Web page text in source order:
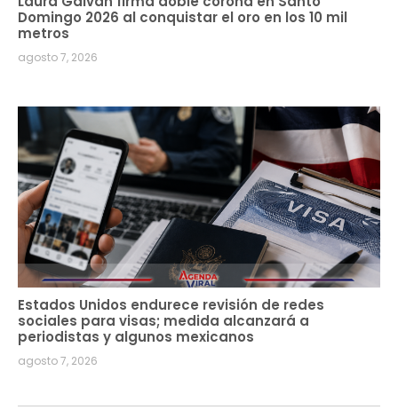
Domingo 2026 al conquistar el oro en los 10 mil
metros
agosto 7, 2026
Estados Unidos endurece revisión de redes
sociales para visas; medida alcanzará a
periodistas y algunos mexicanos
agosto 7, 2026